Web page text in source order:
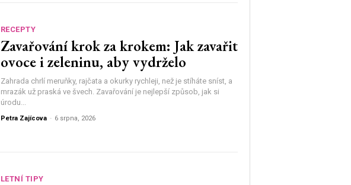
RECEPTY
Zavařování krok za krokem: Jak zavařit
ovoce i zeleninu, aby vydrželo
Zahrada chrlí meruňky, rajčata a okurky rychleji, než je stíháte sníst, a
mrazák už praská ve švech. Zavařování je nejlepší způsob, jak si
úrodu...
Petra Zajícova - 6 srpna, 2026
LETNÍ TIPY